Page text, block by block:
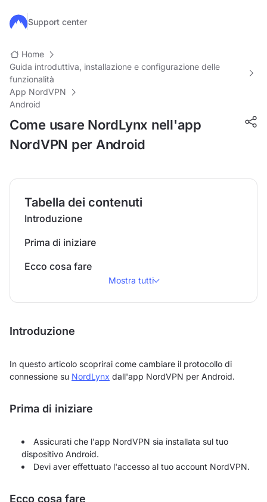
Salta al contenuto principale
Support center
Home
Guida introduttiva, installazione e configurazione delle
funzionalità
App NordVPN
Android
Come usare NordLynx nell'app
NordVPN per Android
Tabella dei contenuti
Introduzione
Prima di iniziare
Ecco cosa fare
Mostra tutti
Introduzione
In questo articolo scoprirai come cambiare il protocollo di
connessione su NordLynx dall'app NordVPN per Android.
Prima di iniziare
Assicurati che l'app NordVPN sia installata sul tuo
dispositivo Android.
Devi aver effettuato l'accesso al tuo account NordVPN.
Ecco cosa fare